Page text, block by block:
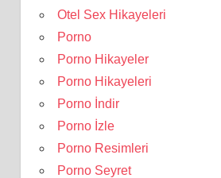
Otel Sex Hikayeleri
Porno
Porno Hikayeler
Porno Hikayeleri
Porno İndir
Porno İzle
Porno Resimleri
Porno Seyret